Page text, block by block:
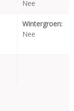
Nee
Wintergroen:
Nee